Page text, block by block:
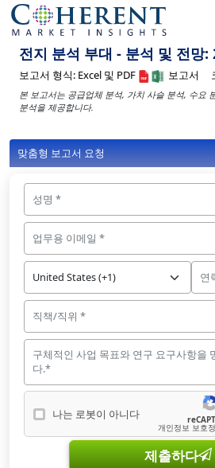
전지 분석 부대 - 분석 및 전망:
보고서 형식: Excel 및 PDF 보고서
본 보고서는 공급업체 분석, 가치 사슬 분석, 수요
분석을 제공합니다.
맞춤형 보고서 요청
나는 로봇이 아닙니다
나는 로봇이 아니다
개인정보 보호
제출하다